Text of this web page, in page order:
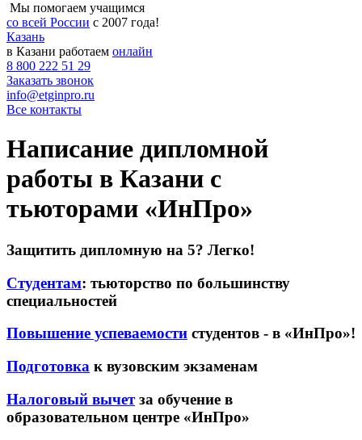
Мы помогаем учащимся
со всей России с 2007 года!
Казань
в Казани работаем онлайн
8 800 222 51 29
Заказать звонок
info@etginpro.ru
Все контакты
Написание дипломной
работы в Казани с
тьюторами «ИнПро»
Защитить дипломную на 5? Легко!
Студентам: тьюторство по большинству
специальностей
Повышение успеваемости студентов - в «ИнПро»!
Подготовка к вузовским экзаменам
Налоговый вычетза обучение в
образовательном центре «ИнПро»